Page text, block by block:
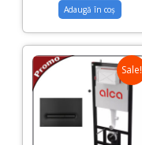
Adaugă în coș
Sale!